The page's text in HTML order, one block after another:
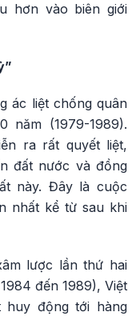
hơn vào biên giới
ác liệt chống quân
năm (1979-1989).
ra rất quyết liệt,
đất nước và đồng
này. Đây là cuộc
nhất kể từ sau khi
lược lần thứ hai
đến 1989), Việt
huy động tới hàng